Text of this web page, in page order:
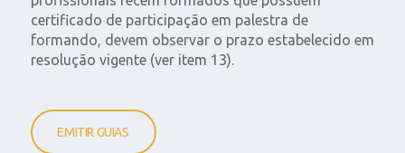
certificado de participação em palestra de
formando, devem observar o prazo estabelecido em
resolução vigente (ver item 13).
EMITIR GUIAS